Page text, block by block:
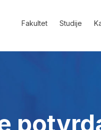
Fakultet Studije